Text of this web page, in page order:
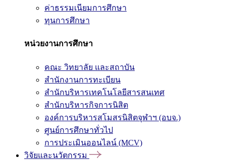
ค่าธรรมเนียมการศึกษา
ทุนการศึกษา
หน่วยงานการศึกษา
คณะ วิทยาลัย และสถาบัน
สำนักงานการทะเบียน
สำนักบริหารเทคโนโลยีสารสนเทศ
สำนักบริหารกิจการนิสิต
องค์การบริหารสโมสรนิสิตจุฬาฯ (อบจ.)
ศูนย์การศึกษาทั่วไป
การประเมินออนไลน์ (MCV)
วิจัยและนวัตกรรม